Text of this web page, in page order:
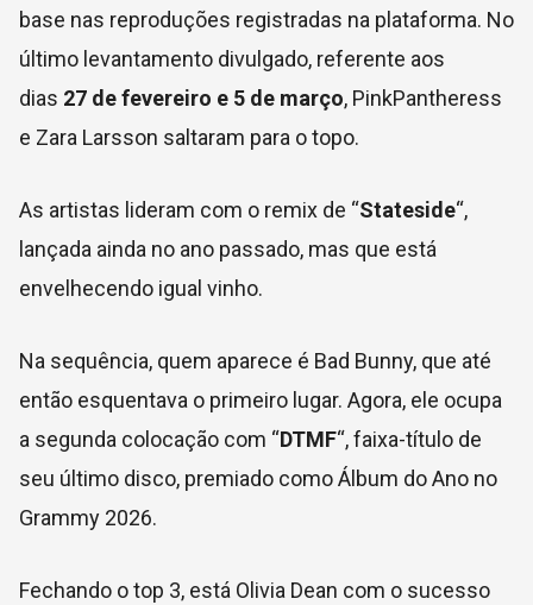
base nas reproduções registradas na plataforma. No
último levantamento divulgado, referente aos
dias 27 de fevereiro e 5 de março, PinkPantheress
e Zara Larsson saltaram para o topo.
As artistas lideram com o remix de “Stateside“,
lançada ainda no ano passado, mas que está
envelhecendo igual vinho.
Na sequência, quem aparece é Bad Bunny, que até
então esquentava o primeiro lugar. Agora, ele ocupa
a segunda colocação com “DTMF“, faixa-título de
seu último disco, premiado como Álbum do Ano no
Grammy 2026.
Fechando o top 3, está Olivia Dean com o sucesso